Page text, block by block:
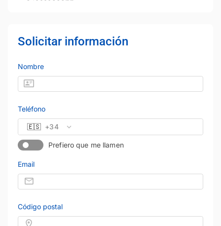
Solicitar información
Nombre
Teléfono
🇪🇸 +34
Prefiero que me llamen
Email
Código postal